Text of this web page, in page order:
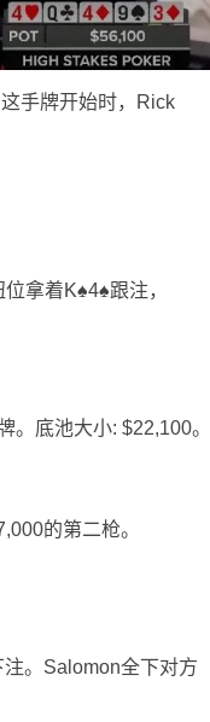
手牌开始时，Rick
拿着K♠4♠跟注，
底池大小: $22,100。
的第二枪。
。Salomon全下对方